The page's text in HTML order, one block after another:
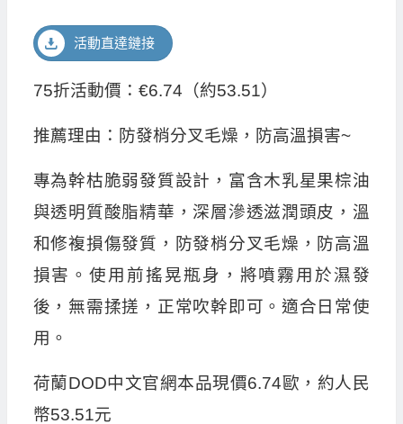
活動直達鏈接
75折活動價：€6.74（約53.51）
推薦理由：防發梢分叉毛燥，防高溫損害~
專為幹枯脆弱發質設計，富含木乳星果棕油
與透明質酸脂精華，深層滲透滋潤頭皮，溫
和修複損傷發質，防發梢分叉毛燥，防高溫
損害。使用前搖晃瓶身，將噴霧用於濕發
後，無需揉搓，正常吹幹即可。適合日常使
用。
荷蘭DOD中文官網本品現價6.74歐，約人民
幣53.51元